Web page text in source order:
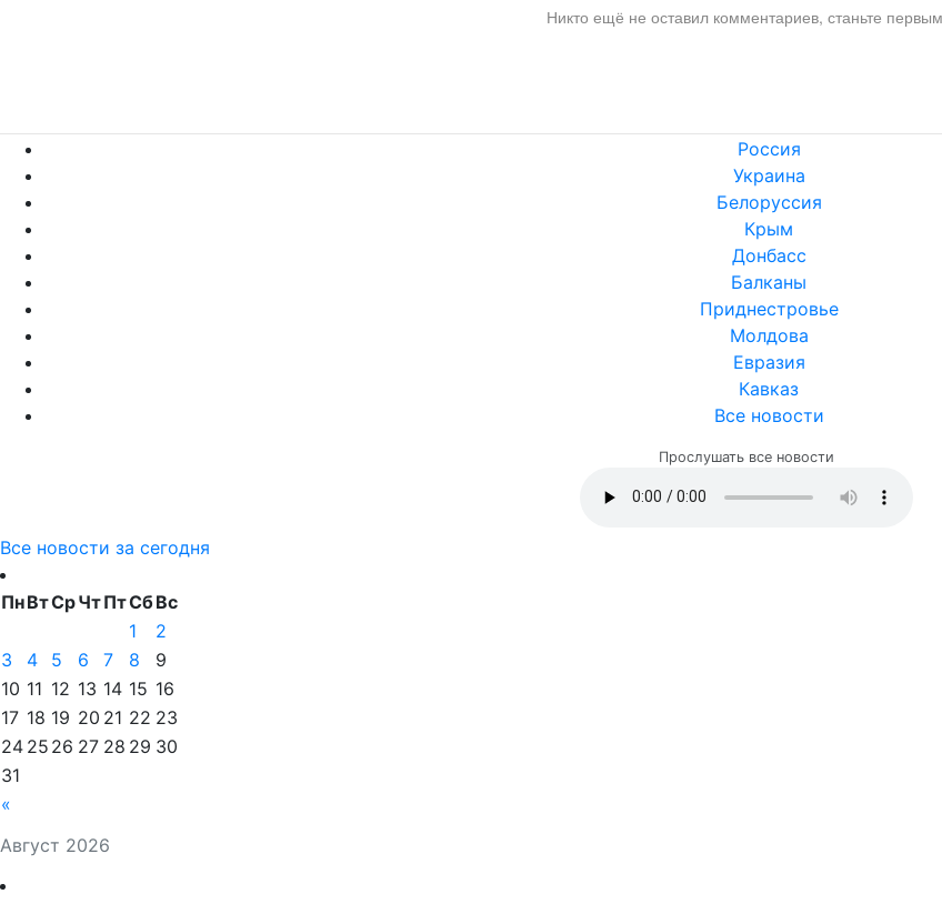
Никто ещё не оставил комментариев, станьте
Россия
Украина
Белоруссия
Крым
Донбасс
Балканы
Приднестровье
Молдова
Евразия
Кавказ
Все новости
Прослушать все новости
Все новости за сегодня
Август 2026
ПнВтСрЧтПтСбВс
«
1
2
3
4 5 6 7 8
9
10 11 12 13 14 15 16
17 18 19 20 21 22 23
24 25 26 27 28 29 30
31